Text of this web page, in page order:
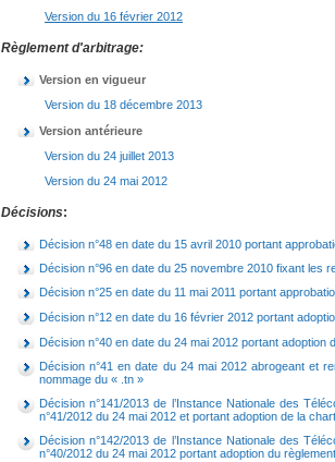
Version du 16 février 2012
Règlement d'arbitrage:
Version en vigueur
Version du 18 décembre 2013
Version antérieure
Version du 24 juillet 2013
Version du 24 mai 2012
Décisions:
Décision n°48 en date du 15 avril 2010 portant
Décision n°96 en date du 25 novembre 2010 fixant les
Décision n°25 en date du 11 mai 2011 portant
Décision n°40 en date du 24 mai 2012 portant
Décision n°41 en date du 24 mai 2012 abrogeant et
nommage du « .tn »
Décision n°141/2013 de l’Instance Nationale des
n°41/2012 du 24 mai 2012 et portant adoption de la
Décision n°142/2013 de l’Instance Nationale des
n°40/2012 du 24 mai 2012 portant adoption du